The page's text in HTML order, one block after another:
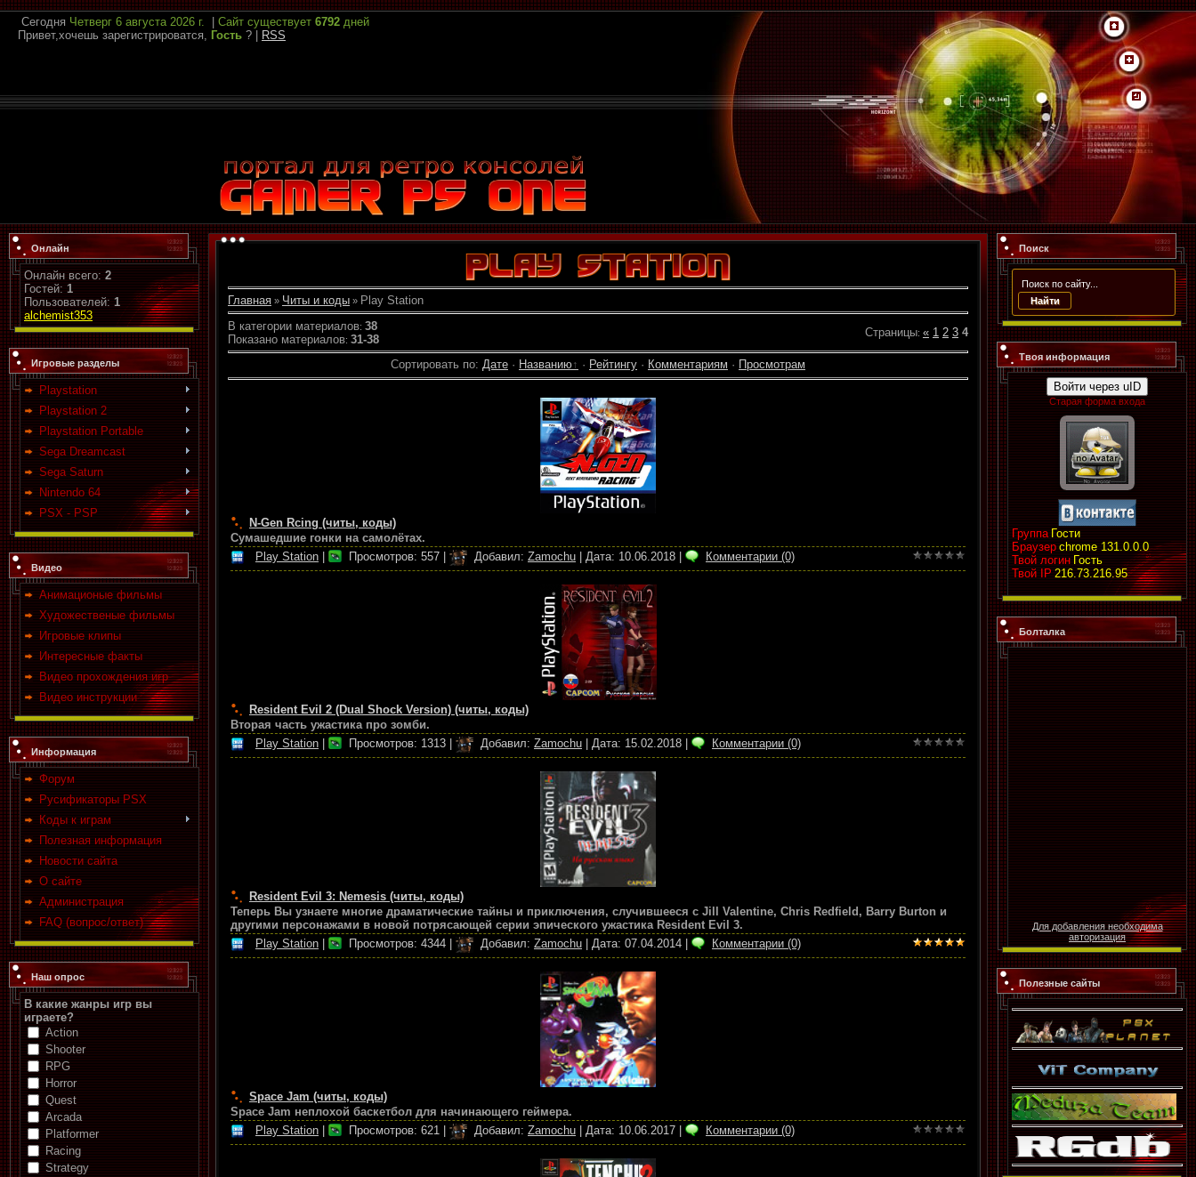
Сегодня Четверг 6 августа 2026 г. Сайт существует 6792 дней
Привет,хочешь зарегистрироватся, Гость ? RSS
Онлайн
Онлайн всего: 2
Гостей: 1
Пользователей: 1
alchemist353
Игровые разделы
Playstation
Playstation 2
Playstation Portable
Sega Dreamcast
Sega Saturn
Nintendo 64
PSX - PSP
Видео
Анимационые фильмы
Художественые фильмы
Игровые клипы
Интересные факты
Видео прохождения игр
Видео инструкции
Информация
Форум
Русификаторы PSX
Коды к играм
Полезная информация
Новости сайта
О сайте
Администрация
FAQ (вопрос/ответ)
Наш опрос
В какие жанры игр вы
играете?
Action
Shooter
RPG
Horror
Quest
Arcada
Platformer
Racing
Strategy
Главная » Читы и коды » Play Station
В категории материалов: 38
Показано материалов: 31-38
Страницы: « 1 2 3 4
Сортировать по: Дате · Названию · Рейтингу · Комментариям · Просмотрам
N-Gen Rcing (читы, коды)
Сумашедшие гонки на самолётах.
Play Station
Просмотров: 557 Добавил: Zamochu Дата: 10.06.2018 Комментарии (0)
Resident Evil 2 (Dual Shock Version) (читы, коды)
Вторая часть ужастика про зомби.
Play Station
Просмотров: 1313 Добавил: Zamochu Дата: 15.02.2018 Комментарии (0)
Resident Evil 3: Nemesis (читы, коды)
Теперь Вы узнаете многие драматические тайны и приключения, случившееся с Jill Valentine, Chris Redfield, Barry Burton и
другими персонажами в новой потрясающей серии эпического ужастика Resident Evil 3.
Play Station
Просмотров: 4344 Добавил: Zamochu Дата: 07.04.2014 Комментарии (0)
Space Jam (читы, коды)
Space Jam неплохой баскетбол для начинающего геймера.
Play Station
Просмотров: 621 Добавил: Zamochu Дата: 10.06.2017 Комментарии (0)
Поиск
Твоя информация
Войти через uID
Старая форма входа
Группа Гости
Браузер chrome 131.0.0.0
Твой логин Гость
Твой IP 216.73.216.95
Болталка
Для добавления необходима
авторизация
Полезные сайты